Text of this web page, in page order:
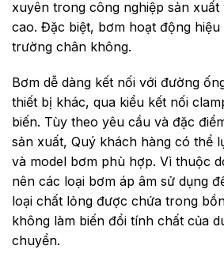
xuyên trong công nghiệp sản
cao. Đặc biệt, bơm hoạt động
trường chân không.
Bơm dễ dàng kết nối với đường
thiết bị khác, qua kiểu kết nối
biến. Tùy theo yêu cầu và đặc
sản xuất, Quý khách hàng có thể
và model bơm phù hợp. Vì thuộc
nên các loại bơm áp âm sử dụng
loại chất lỏng được chứa trong
không làm biến đổi tính chất của
chuyển.